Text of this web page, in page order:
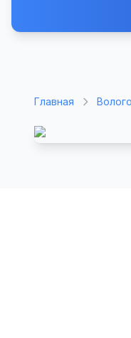
Главная